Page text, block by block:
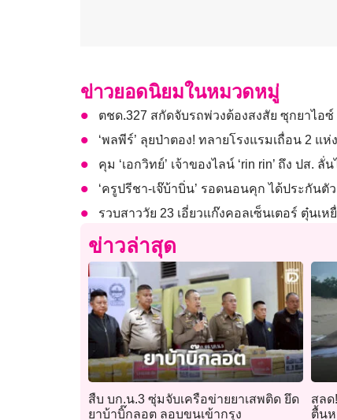
ข่าวยอดนิยมในหมวดหมู่
ตชด.327 สกัดจับรถพ่วงต้องสงสัย ซุกยาไอซ์
‘พลพีร์’ ลุยป่าตอง! ทลายโรงแรมเถื่อน 2 แ
คุม ‘เอกวิทย์’ เจ้าของไลน์ ‘rin rin’ ถึง ปส.
‘ครูปรีชา-เจ๊บ้าบิ่น’ รอดนอนคุก ได้ประกันตั
รวบสาววัย 23 เอี่ยวแก๊งคอลเซ็นเตอร์ ตุ๋นเ
ข่าวล่าสุด
สืบ บก.น.3 ซุ่มจับเครือข่ายยาเสพติด ยึด
ยาบ้าบิ๊กลอต ลอบขนเข้ากรุง
สลด
ตื้นห